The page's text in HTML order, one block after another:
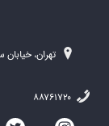
تهران،